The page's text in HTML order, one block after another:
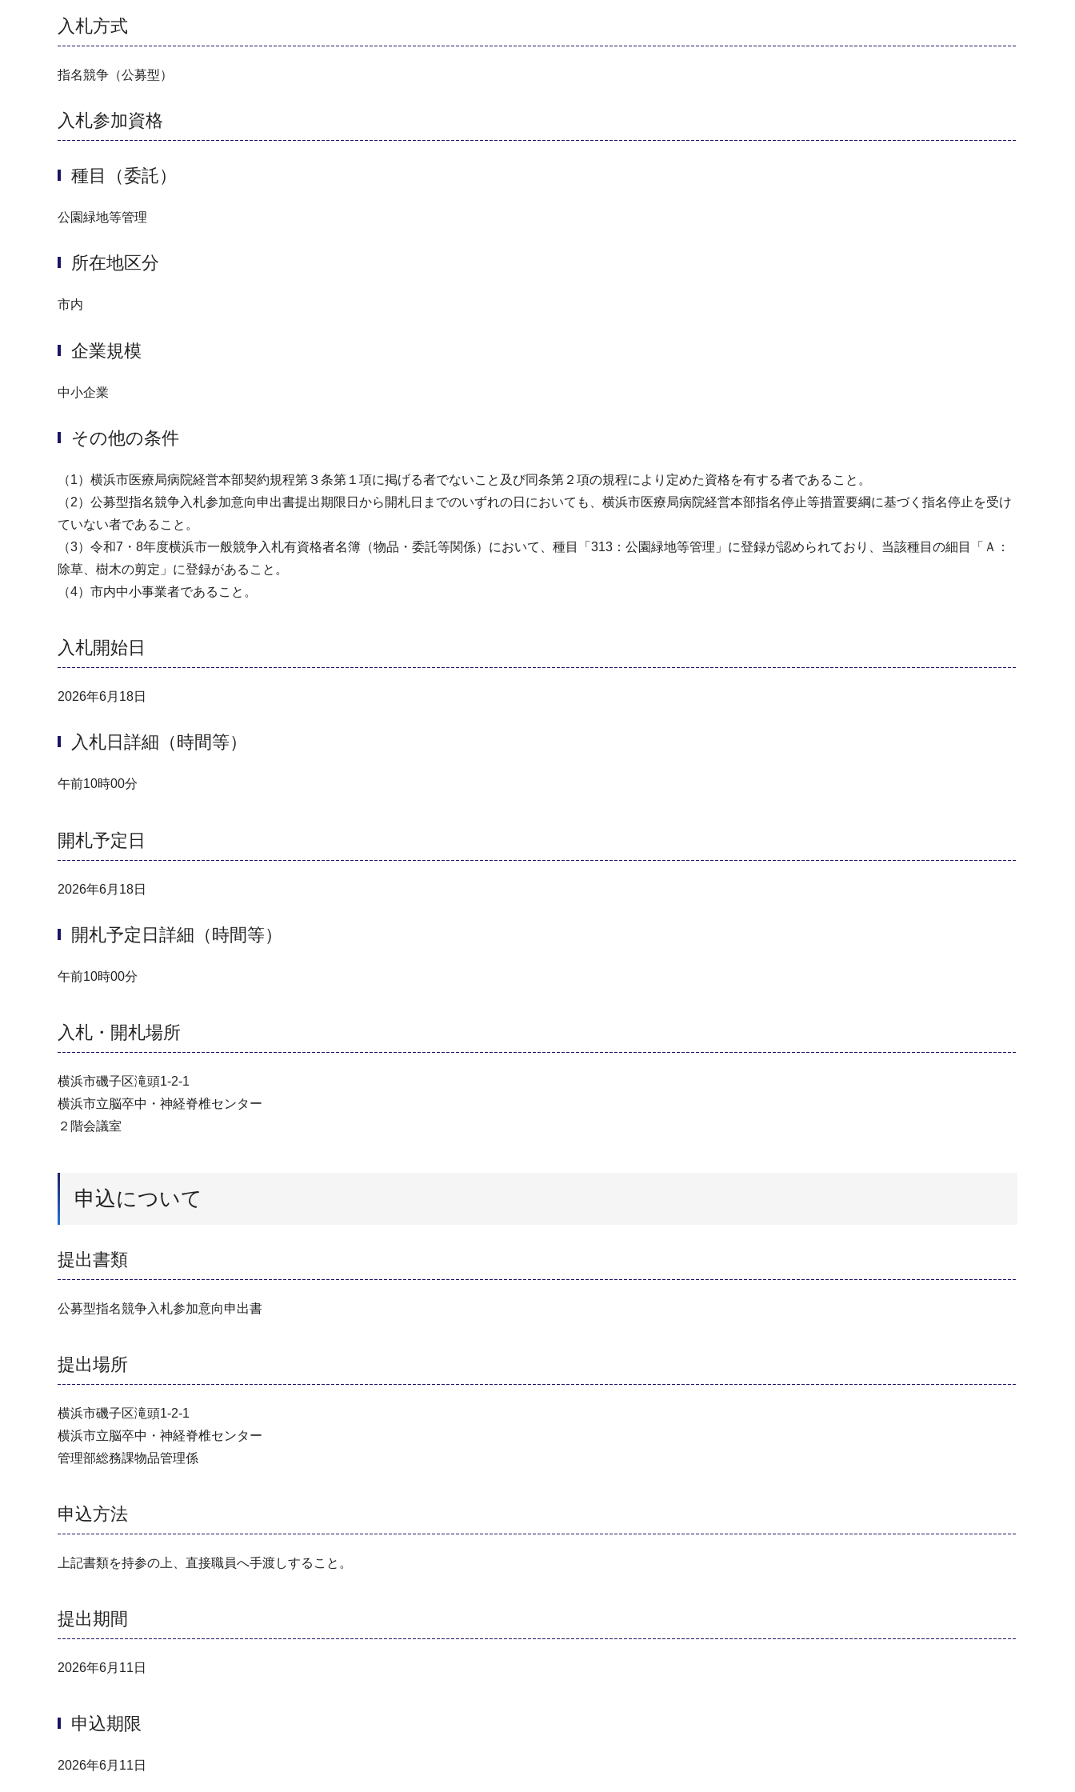
入札方式
指名競争（公募型）
入札参加資格
種目（委託）
公園緑地等管理
所在地区分
市内
企業規模
中小企業
その他の条件
（1）横浜市医療局病院経営本部契約規程第３条第１項に掲げる者でないこと及び同条第２項の規程により定めた資格を有する者であること。
（2）公募型指名競争入札参加意向申出書提出期限日から開札日までのいずれの日においても、横浜市医療局病院経営本部指名停止等措置要綱に基づく指名停止を受け
ていない者であること。
（3）令和7・8年度横浜市一般競争入札有資格者名簿（物品・委託等関係）において、種目「313：公園緑地等管理」に登録が認められており、当該種目の細目「Ａ：
除草、樹木の剪定」に登録があること。
（4）市内中小事業者であること。
入札開始日
2026年6月18日
入札日詳細（時間等）
午前10時00分
開札予定日
2026年6月18日
開札予定日詳細（時間等）
午前10時00分
入札・開札場所
横浜市磯子区滝頭1-2-1
横浜市立脳卒中・神経脊椎センター
２階会議室
申込について
提出書類
公募型指名競争入札参加意向申出書
提出場所
横浜市磯子区滝頭1-2-1
横浜市立脳卒中・神経脊椎センター
管理部総務課物品管理係
申込方法
上記書類を持参の上、直接職員へ手渡しすること。
提出期間
2026年6月11日
申込期限
2026年6月11日